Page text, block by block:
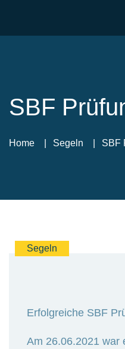
SBF
Home Segeln SBF
Segeln
Erfolgreiche SBF
Am 26.06.2021 war